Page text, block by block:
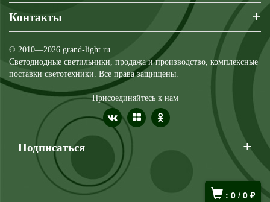
: 0 / 0 ₽
Контакты +
© 2010—2026 grand-light.ru
Светодиодные светильники, продажа и производство, комплексные
поставки светотехники. Все права защищены.
Присоединяйтесь к нам
Подписаться +